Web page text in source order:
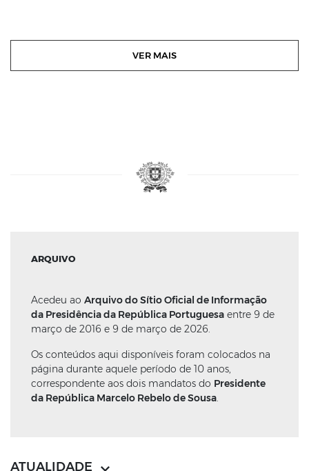
VER MAIS
ARQUIVO
Acedeu ao Arquivo do Sítio Oficial de Informação
da Presidência da República Portuguesa entre 9 de
março de 2016 e 9 de março de 2026.
Os conteúdos aqui disponíveis foram colocados na
página durante aquele período de 10 anos,
correspondente aos dois mandatos do Presidente
da República Marcelo Rebelo de Sousa
ATUALIDADE